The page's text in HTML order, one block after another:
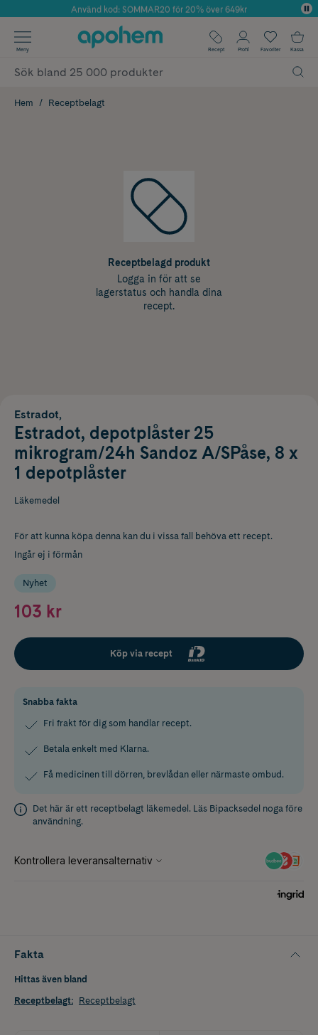
Årets Butik 2025 inom Skönhet
Använd kod: SOMMAR20 för 20% över 649kr
✓ Fri frakt
✓ Poäng på alla köp*
Meny Recept Profil Favoriter Kassa
Hem Receptbelagt
Receptbelagd produkt
Logga in för att se
lagerstatus och handla dina
recept.
Estradot,
Estradot, depotplåster 25
mikrogram/24h Sandoz A/SPåse, 8 x
1 depotplåster
Läkemedel
För att kunna köpa denna kan du i vissa fall behöva ett recept.
Ingår ej i förmån
Nyhet
103 kr
Köp via recept
Snabba fakta
Fri frakt för dig som handlar recept.
Betala enkelt med Klarna.
Få medicinen till dörren, brevlådan eller närmaste ombud.
Det här är ett receptbelagt läkemedel. Läs Bipacksedel noga före
användning.
Fakta
Hittas även bland
Receptbelagt: Receptbelagt